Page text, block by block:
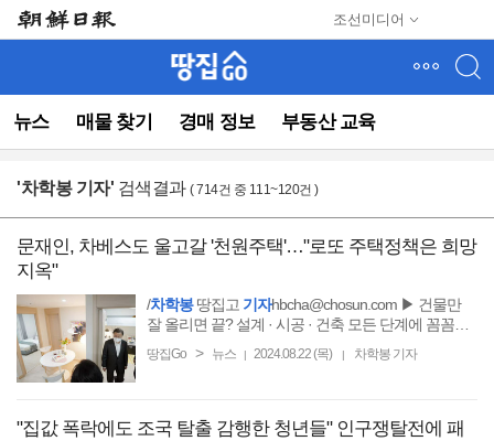
조선미디어
뉴스 매물 찾기 경매 정보 부동산 교육
뉴
(컨
영
'차학봉 기자' 검색결과 ( 714건 중 111~120건 )
문재인, 차베스도 울고갈 '천원주택'…"로또 주택정책은 희망
지옥"
/차학봉땅집고 기자hbcha@chosun.com ▶ 건물만
잘 올리면 끝? 설계 · 시공 · 건축 모든 단계에 꼼꼼한
땅집Go > 뉴스 2024.08.22 (목) 차학봉 기자
"집값 폭락에도 조국 탈출 감행한 청년들" 인구쟁탈전에 패